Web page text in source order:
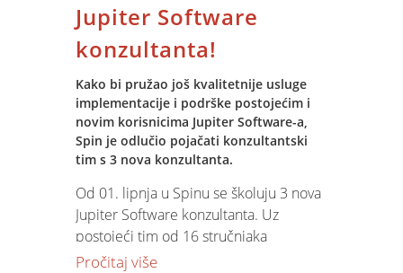
Jupiter Software
konzultanta!
Kako bi pružao još kvalitetnije usluge
implementacije i podrške postojećim i
novim korisnicima Jupiter Software-a,
Spin je odlučio pojačati konzultantski
tim s 3 nova konzultanta.
Od 01. lipnja u Spinu se školuju 3 nova
Jupiter Software konzultanta. Uz
postojeći tim od 16 stručnjaka
angažiranih na razvoju, implementaciji i
Pročitaj više